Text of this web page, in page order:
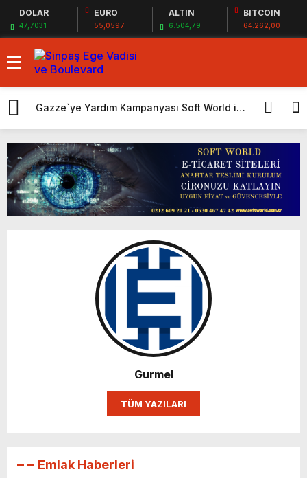
DOLAR
47,7031
EURO
55,0597
ALTIN
6.504,79
BITCOIN
64.262,00
Gazze`ye Yardım Kampanyası Soft World ile
Karın yüzde 25’i Gazzeye Bağışlıyoruz
Sizlerin desteği ile…
tapularını
Gurmel
TÜM YAZILARI
Emlak Haberleri